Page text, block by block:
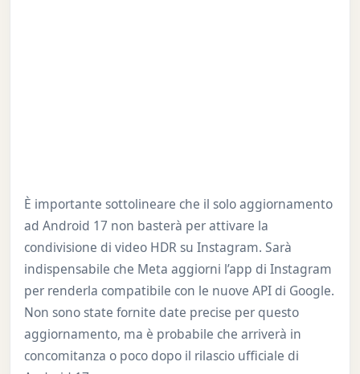
È importante sottolineare che il solo aggiornamento
ad Android 17 non basterà per attivare la
condivisione di video HDR su Instagram. Sarà
indispensabile che Meta aggiorni l’app di Instagram
per renderla compatibile con le nuove API di Google.
Non sono state fornite date precise per questo
aggiornamento, ma è probabile che arriverà in
concomitanza o poco dopo il rilascio ufficiale di